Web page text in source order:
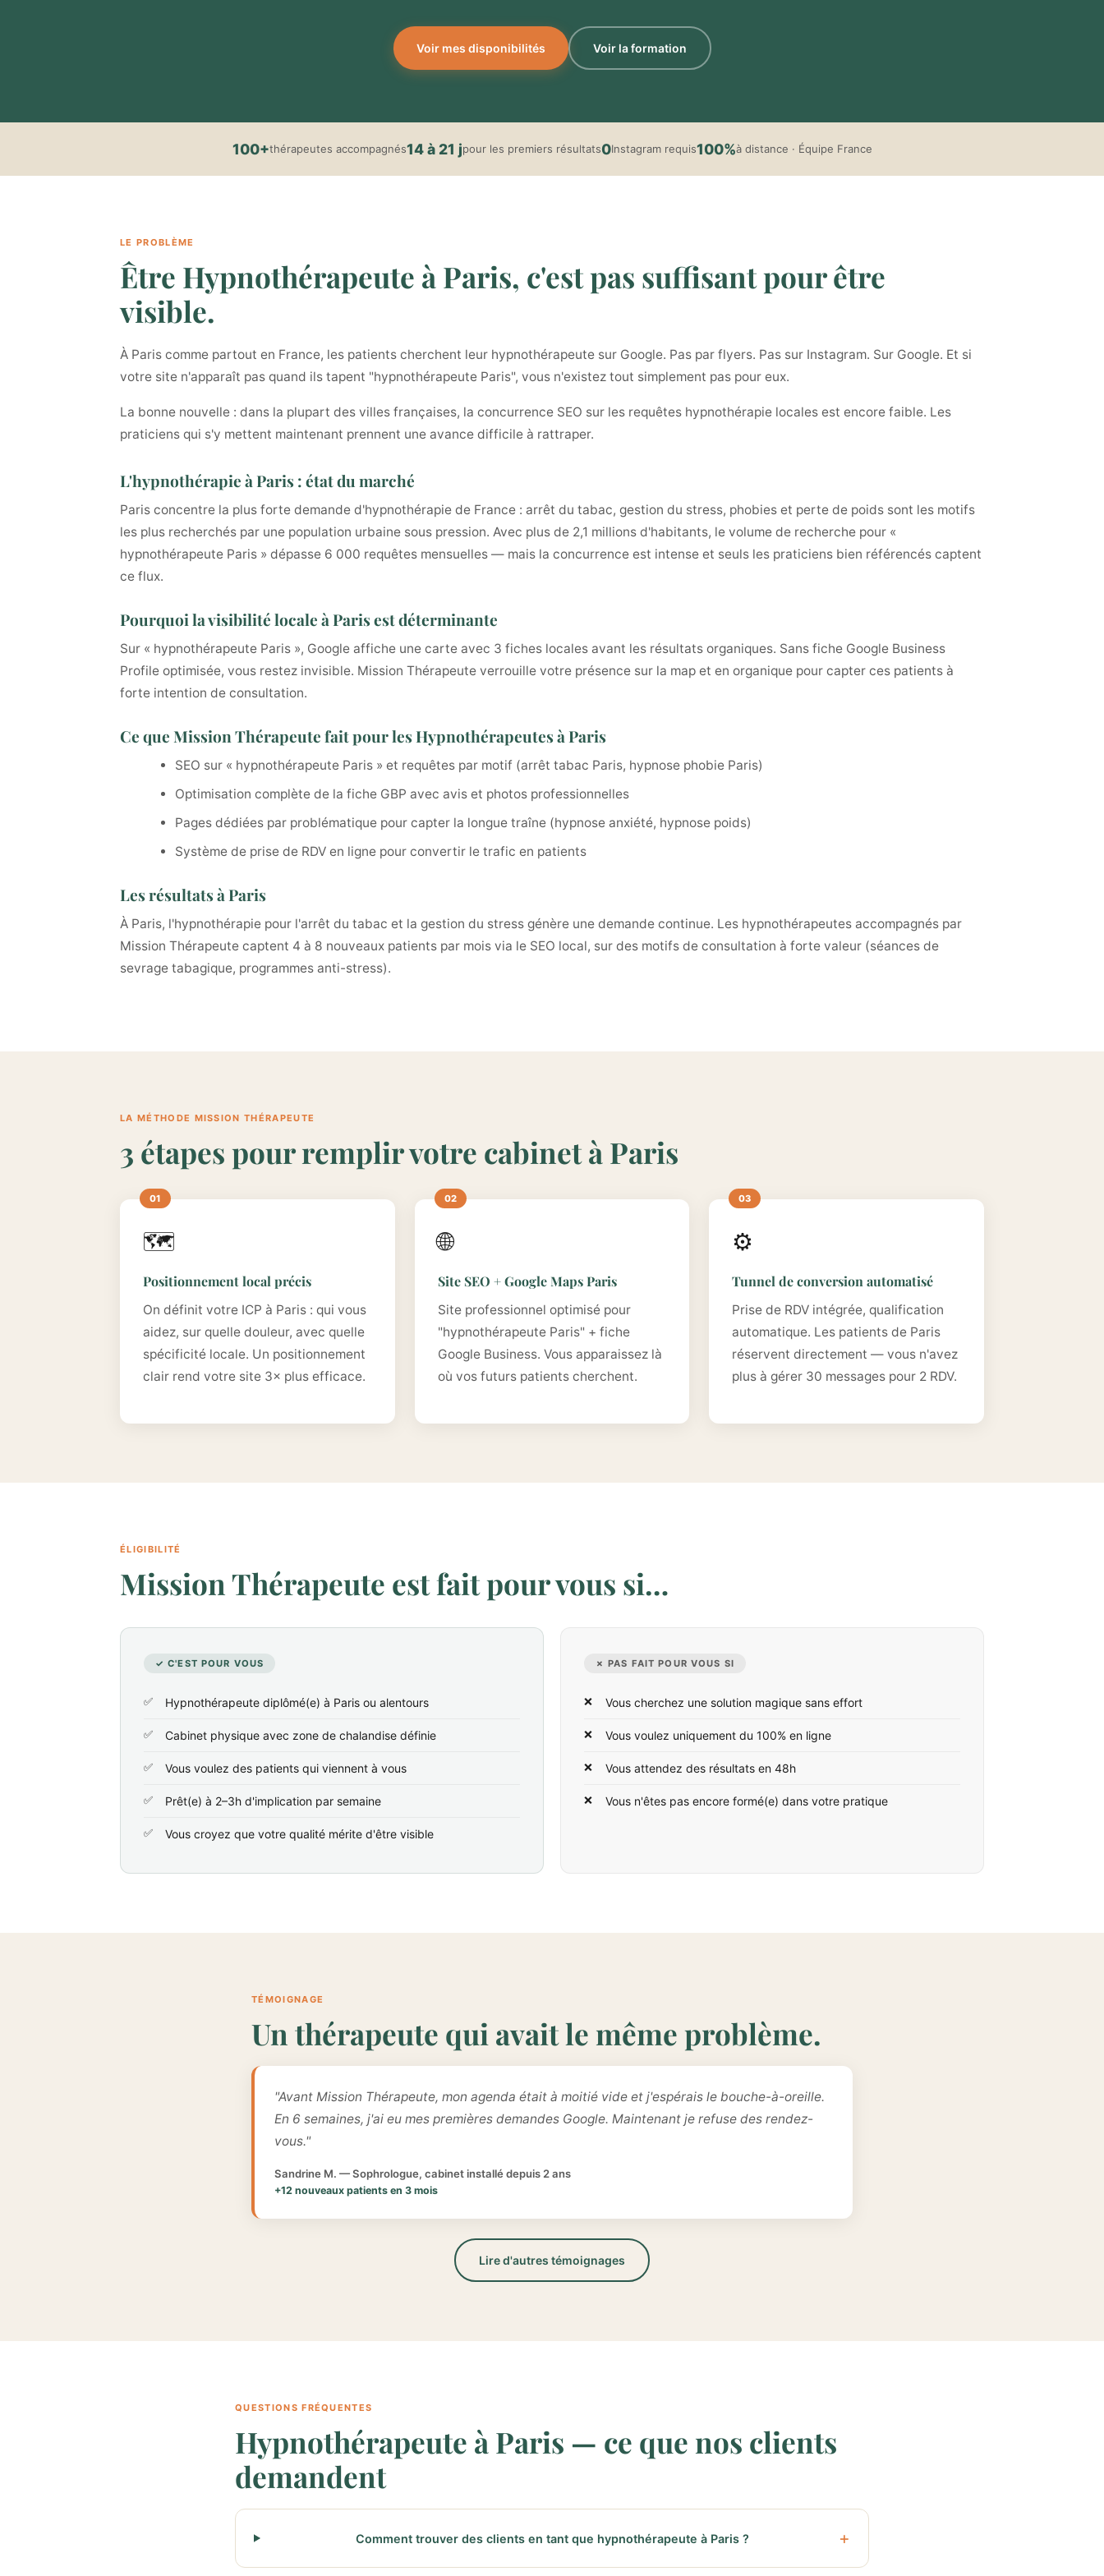
Voir mes disponibilités Voir la formation
100+thérapeutes accompagnés14 à 21 jpour les premiers résultats0Instagram requis100%à distance · Équipe France
LE PROBLÈME
Être Hypnothérapeute à Paris, c'est pas suffisant pour être
visible.
À Paris comme partout en France, les patients cherchent leur hypnothérapeute sur Google. Pas par flyers. Pas sur Instagram. Sur Google. Et si
votre site n'apparaît pas quand ils tapent "hypnothérapeute Paris", vous n'existez tout simplement pas pour eux.
La bonne nouvelle : dans la plupart des villes françaises, la concurrence SEO sur les requêtes hypnothérapie locales est encore faible. Les
praticiens qui s'y mettent maintenant prennent une avance difficile à rattraper.
L'hypnothérapie à Paris : état du marché
Paris concentre la plus forte demande d'hypnothérapie de France : arrêt du tabac, gestion du stress, phobies et perte de poids sont les motifs
les plus recherchés par une population urbaine sous pression. Avec plus de 2,1 millions d'habitants, le volume de recherche pour «
hypnothérapeute Paris » dépasse 6 000 requêtes mensuelles — mais la concurrence est intense et seuls les praticiens bien référencés captent
ce flux.
Pourquoi la visibilité locale à Paris est déterminante
Sur « hypnothérapeute Paris », Google affiche une carte avec 3 fiches locales avant les résultats organiques. Sans fiche Google Business
Profile optimisée, vous restez invisible. Mission Thérapeute verrouille votre présence sur la map et en organique pour capter ces patients à
forte intention de consultation.
Ce que Mission Thérapeute fait pour les Hypnothérapeutes à Paris
SEO sur « hypnothérapeute Paris » et requêtes par motif (arrêt tabac Paris, hypnose phobie Paris)
Optimisation complète de la fiche GBP avec avis et photos professionnelles
Pages dédiées par problématique pour capter la longue traîne (hypnose anxiété, hypnose poids)
Système de prise de RDV en ligne pour convertir le trafic en patients
Les résultats à Paris
À Paris, l'hypnothérapie pour l'arrêt du tabac et la gestion du stress génère une demande continue. Les hypnothérapeutes accompagnés par
Mission Thérapeute captent 4 à 8 nouveaux patients par mois via le SEO local, sur des motifs de consultation à forte valeur (séances de
sevrage tabagique, programmes anti-stress).
LA MÉTHODE MISSION THÉRAPEUTE
3 étapes pour remplir votre cabinet à Paris
🗺️
Positionnement local précis
On définit votre ICP à Paris : qui vous
aidez, sur quelle douleur, avec quelle
spécificité locale. Un positionnement
clair rend votre site 3× plus efficace.
🌐
Site SEO + Google Maps Paris
Site professionnel optimisé pour
"hypnothérapeute Paris" + fiche
Google Business. Vous apparaissez là
où vos futurs patients cherchent.
⚙️
Tunnel de conversion automatisé
Prise de RDV intégrée, qualification
automatique. Les patients de Paris
réservent directement — vous n'avez
plus à gérer 30 messages pour 2 RDV.
ÉLIGIBILITÉ
Mission Thérapeute est fait pour vous si…
✓ C'EST POUR VOUS
Hypnothérapeute diplômé(e) à Paris ou alentours
Cabinet physique avec zone de chalandise définie
Vous voulez des patients qui viennent à vous
Prêt(e) à 2–3h d'implication par semaine
Vous croyez que votre qualité mérite d'être visible
✗ PAS FAIT POUR VOUS SI
Vous cherchez une solution magique sans effort
Vous voulez uniquement du 100% en ligne
Vous attendez des résultats en 48h
Vous n'êtes pas encore formé(e) dans votre pratique
TÉMOIGNAGE
Un thérapeute qui avait le même problème.
"Avant Mission Thérapeute, mon agenda était à moitié vide et j'espérais le bouche-à-oreille.
En 6 semaines, j'ai eu mes premières demandes Google. Maintenant je refuse des rendez-
vous."
Sandrine M. — Sophrologue, cabinet installé depuis 2 ans
+12 nouveaux patients en 3 mois
Lire d'autres témoignages
QUESTIONS FRÉQUENTES
Hypnothérapeute à Paris — ce que nos clients
demandent
Comment trouver des clients en tant que hypnothérapeute à Paris ?